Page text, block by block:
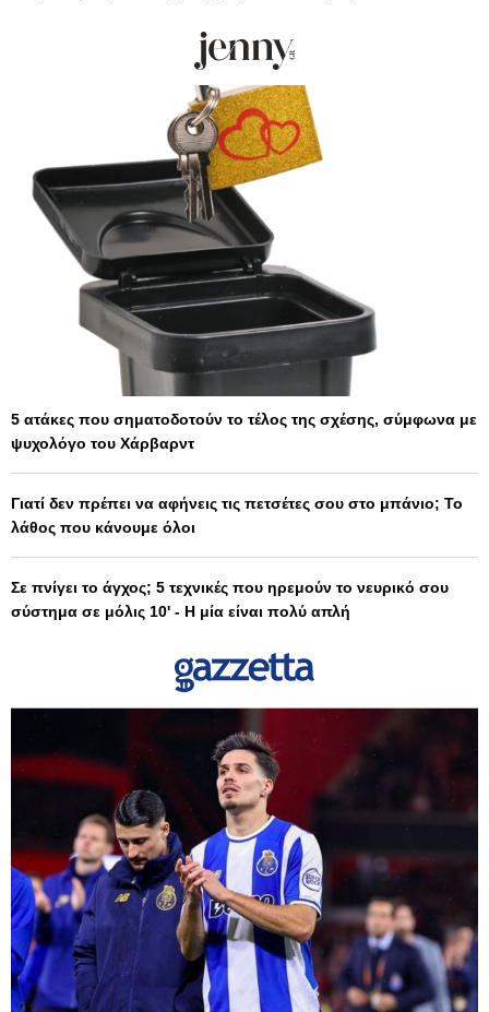
5 ατάκες που σηματοδοτούν το τέλος της σχέσης, σύμφωνα με
ψυχολόγο του Χάρβαρντ
Γιατί δεν πρέπει να αφήνεις τις πετσέτες σου στο μπάνιο; Το
λάθος που κάνουμε όλοι
Σε πνίγει το άγχος; 5 τεχνικές που ηρεμούν το νευρικό σου
σύστημα σε μόλις 10' - Η μία είναι πολύ απλή